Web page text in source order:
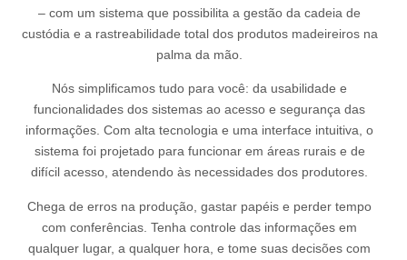
– com um sistema que possibilita a gestão da cadeia de
custódia e a rastreabilidade total dos produtos madeireiros na
palma da mão.
Nós simplificamos tudo para você: da usabilidade e
funcionalidades dos sistemas ao acesso e segurança das
informações. Com alta tecnologia e uma interface intuitiva, o
sistema foi projetado para funcionar em áreas rurais e de
difícil acesso, atendendo às necessidades dos produtores.
Chega de erros na produção, gastar papéis e perder tempo
com conferências. Tenha controle das informações em
qualquer lugar, a qualquer hora, e tome suas decisões com